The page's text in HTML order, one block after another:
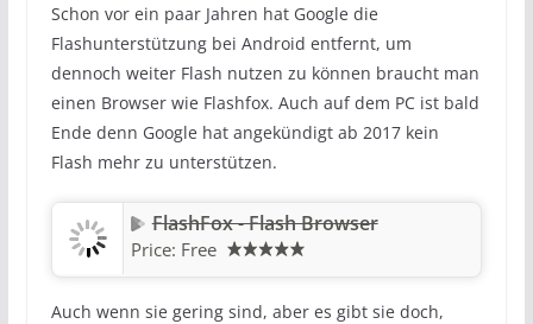
Schon vor ein paar Jahren hat Google die
Flashunterstützung bei Android entfernt, um
dennoch weiter Flash nutzen zu können braucht man
einen Browser wie Flashfox. Auch auf dem PC ist bald
Ende denn Google hat angekündigt ab 2017 kein
Flash mehr zu unterstützen.
FlashFox - Flash Browser
Price: Free
Auch wenn sie gering sind, aber es gibt sie doch,